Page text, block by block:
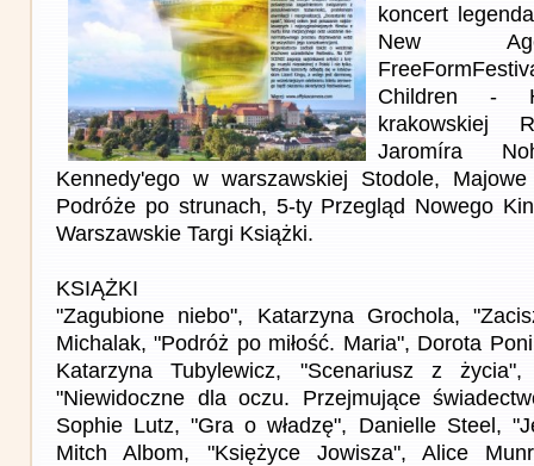
koncert
New
Children -
krakowskiej
Jaromíra
Kennedy'ego w warszawskiej Stodole,
Podróże po strunach, 5-ty Przegląd Nowego
Warszawskie Targi Książki.
KSIĄŻKI
"Zagubione niebo", Katarzyna Grochola,
Michalak, "Podróż po miłość. Maria", Dorota
Katarzyna Tubylewicz, "Scenariusz z
"Niewidoczne dla oczu. Przejmujące
Sophie Lutz, "Gra o władzę", Danielle Steel,
Mitch Albom, "Księżyce Jowisza", Alice